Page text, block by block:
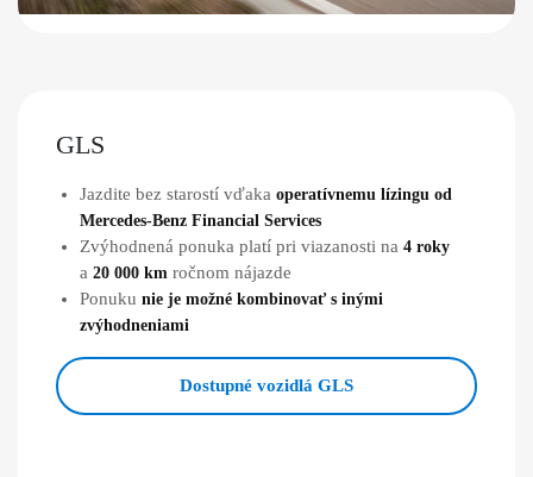
GLS
Jazdite bez starostí vďaka operatívnemu lízingu od
Mercedes-Benz Financial Services
Zvýhodnená ponuka platí pri viazanosti na 4 roky
a 20 000 km ročnom nájazde
Ponuku nie je možné kombinovať s inými
zvýhodneniami
Dostupné vozidlá GLS